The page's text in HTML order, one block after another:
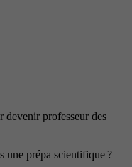
professeur des
une prépa scientifique ?